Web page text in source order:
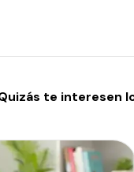
te interesen